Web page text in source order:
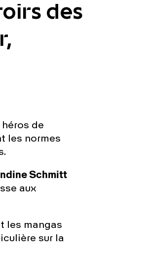
des
de
les normes
Schmitt
aux
les mangas
sur la